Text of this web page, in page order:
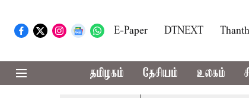
E-Paper DTNEXT
தமிழகம் தேசியம் உலகம்